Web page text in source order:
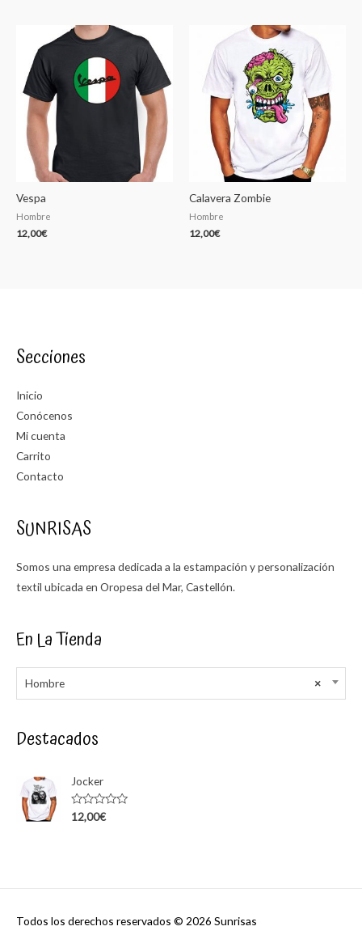
Vespa
Hombre
12,00€
Calavera Zombie
Hombre
12,00€
Secciones
Inicio
Conócenos
Mi cuenta
Carrito
Contacto
SUNRISAS
Somos una empresa dedicada a la estampación y personalización
textil ubicada en Oropesa del Mar, Castellón.
En La Tienda
×
Hombre
Destacados
Jocker
Rated
12,00€
Todos los derechos reservados © 2026 Sunrisas